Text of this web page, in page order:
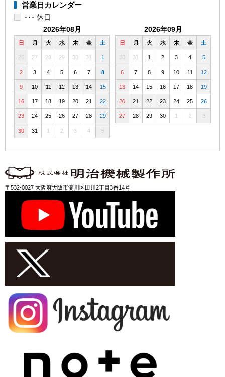
営業日カレンダー
･･･ 休日
2026年08月
日 月 火 水 木 金 土
26 27 28 29 30 31 1
2 3 4 5 6 7 8
9 10 11 12 13 14 15
16 17 18 19 20 21 22
23 24 25 26 27 28 29
30 31 1 2 3 4 5
2026年09月
日 月 火 水 木 金 土
30 31 1 2 3 4 5
6 7 8 9 10 11 12
13 14 15 16 17 18 19
20 21 22 23 24 25 26
27 28 29 30 1 2 3
〒532-0027 大阪府大阪市淀川区田川2丁目3番14号